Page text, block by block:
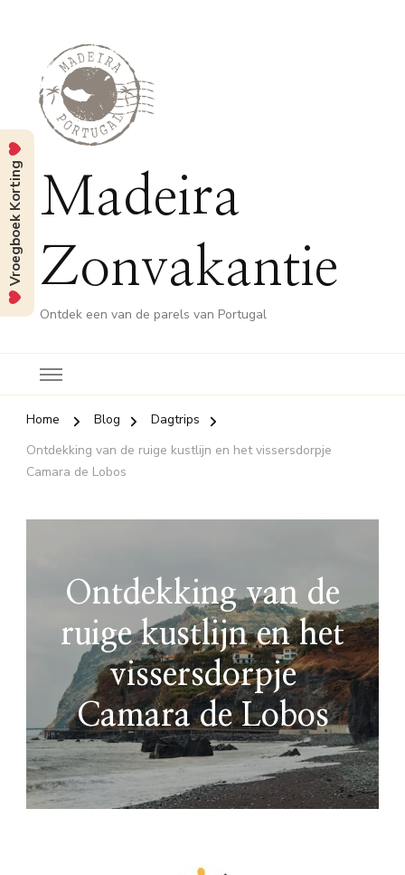
Madeira
Zonvakantie
Ontdek een van de parels van Portugal
Home Blog
Dagtrips
Ontdekking van de ruige kustlijn en het vissersdorpje
Camara de Lobos
Ontdekking van de
ruige kustlijn en het
vissersdorpje
Camara de Lobos
Vroegboek Korting